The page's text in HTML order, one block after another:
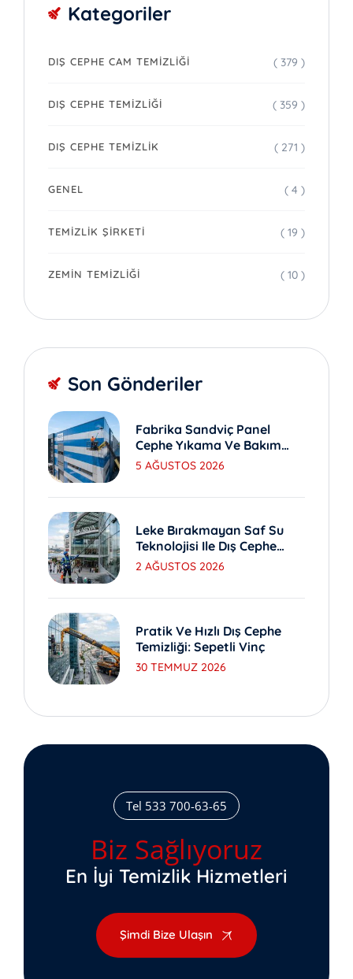
Kategoriler
DIŞ CEPHE CAM TEMIZLIĞI ( 379 )
DIŞ CEPHE TEMIZLIĞI ( 359 )
DIŞ CEPHE TEMIZLIK ( 271 )
GENEL ( 4 )
TEMIZLIK ŞIRKETI ( 19 )
ZEMIN TEMIZLIĞI ( 10 )
Son Gönderiler
Fabrika Sandviç Panel
Cephe Yıkama Ve Bakım
Yöntemleri
5 AĞUSTOS 2026
Leke Bırakmayan Saf Su
Teknolojisi Ile Dış Cephe
Yıkama
2 AĞUSTOS 2026
Pratik Ve Hızlı Dış Cephe
Temizliği: Sepetli Vinç
30 TEMMUZ 2026
Tel 533 700-63-65
Biz Sağlıyoruz
En İyi Temizlik Hizmetleri
Şimdi Bize Ulaşın